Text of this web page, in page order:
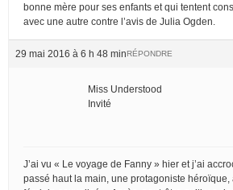
bonne mère pour ses enfants et qui tentent
avec une autre contre l’avis de Julia Ogden.
29 mai 2016 à 6 h 48 minRÉPONDRE
Miss Understood
Invité
J’ai vu « Le voyage de Fanny » hier et j’ai
passé haut la main, une protagoniste